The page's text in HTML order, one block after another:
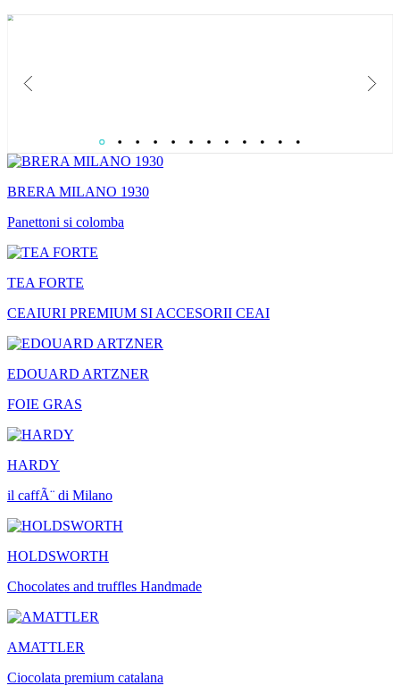
BRERA MILANO 1930
Panettoni si colomba
TEA FORTE
CEAIURI PREMIUM SI ACCESORII CEAI
EDOUARD ARTZNER
FOIE GRAS
HARDY
il caffÃ¨ di Milano
HOLDSWORTH
Chocolates and truffles Handmade
AMATTLER
Ciocolata premium catalana